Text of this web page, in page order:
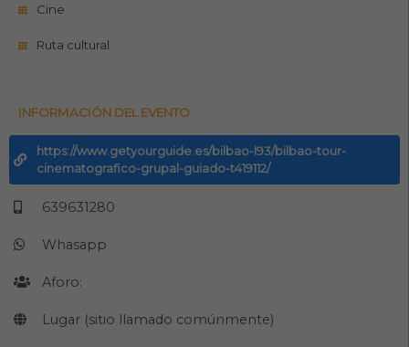
Cine
Ruta cultural
INFORMACIÓN DEL EVENTO
https://www.getyourguide.es/bilbao-l93/bilbao-tour-
cinematografico-grupal-guiado-t419112/
639631280
Whasapp
Aforo:
Lugar (sitio llamado comúnmente)